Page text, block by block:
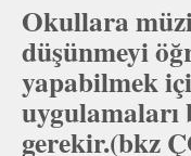
Okullara
düşünmeyi
yapabilmek
uygulamaları
gerekir.(bkz